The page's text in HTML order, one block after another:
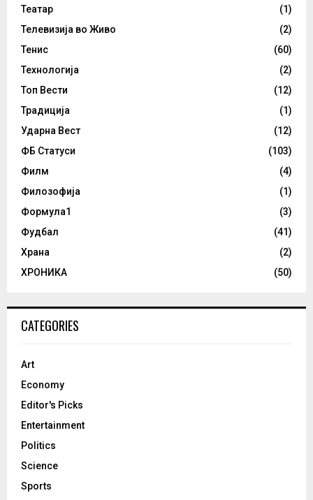
Театар
(1)
Телевизија во Живо
(2)
Тенис
(60)
Технологија
(2)
Топ Вести
(12)
Традиција
(1)
Ударна Вест
(12)
ФБ Статуси
(103)
Филм
(4)
Филозофија
(1)
Формула1
(3)
Фудбал
(41)
Храна
(2)
ХРОНИКА
(50)
CATEGORIES
Art
Economy
Editor's Picks
Entertainment
Politics
Science
Sports